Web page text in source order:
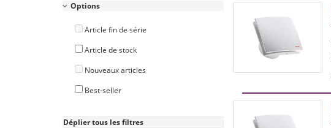
Options
Article fin de série
Article de stock
Nouveaux articles
Best-seller
Déplier tous les filtres